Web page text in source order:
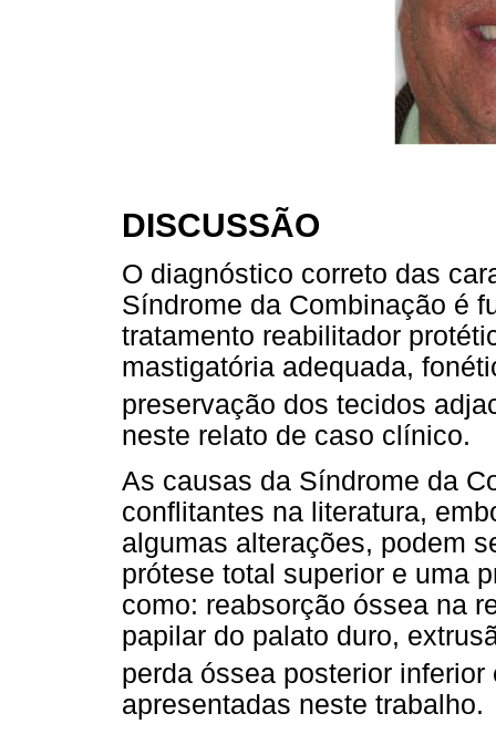
DISCUSSÃO
O diagnóstico correto das
Síndrome da Combinação é
tratamento reabilitador
mastigatória adequada,
preservação dos tecidos
neste relato de caso clínico.
As causas da Síndrome da
conflitantes na literatura,
algumas alterações, podem
prótese total superior e uma
como: reabsorção óssea na
papilar do palato duro,
perda óssea posterior
apresentadas neste trabalho.